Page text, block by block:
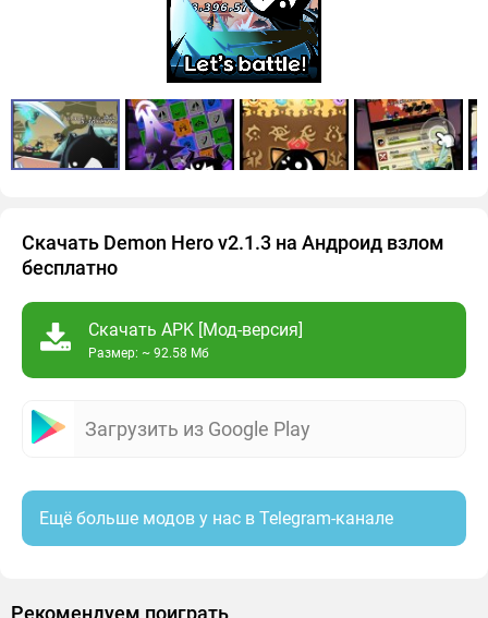
Скачать Demon Hero v2.1.3 на Андроид взлом
бесплатно
Скачать APK [Мод-версия]
Размер: ~ 92.58 Мб
Загрузить из Google Play
Ещё больше модов у нас в Telegram-канале
Рекомендуем поиграть